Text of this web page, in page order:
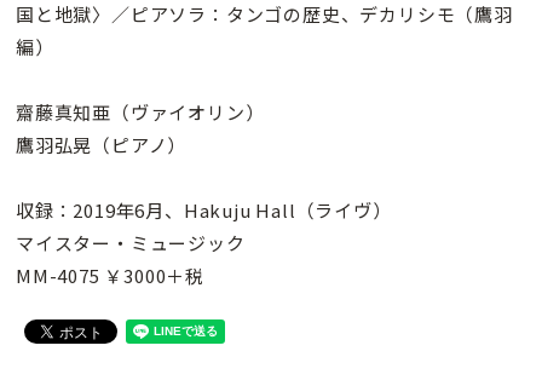
国と地獄〉／ピアソラ：タンゴの歴史、デカリシモ（鷹羽
編）
齋藤真知亜（ヴァイオリン）
鷹羽弘晃（ピアノ）
収録：2019年6月、Hakuju Hall（ライヴ）
マイスター・ミュージック
MM-4075 ￥3000＋税